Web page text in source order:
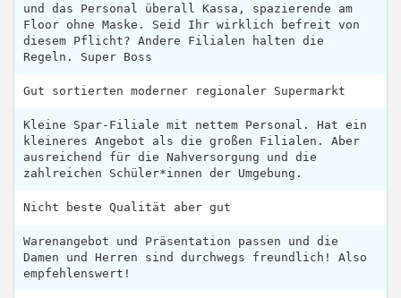
und das Personal überall Kassa, spazierende am
Floor ohne Maske. Seid Ihr wirklich befreit von
diesem Pflicht? Andere Filialen halten die
Regeln. Super Boss
Gut sortierten moderner regionaler Supermarkt
Kleine Spar-Filiale mit nettem Personal. Hat ein
kleineres Angebot als die großen Filialen. Aber
ausreichend für die Nahversorgung und die
zahlreichen Schüler*innen der Umgebung.
Nicht beste Qualität aber gut
Warenangebot und Präsentation passen und die
Damen und Herren sind durchwegs freundlich! Also
empfehlenswert!